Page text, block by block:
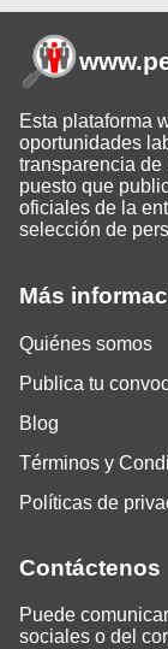
Más
Quiénes somos
Publica tu
Blog
Términos y
Políticas de
Contáctenos
Puede
sociales o del
Esta plataforma
oportunidades
transparencia
puesto que
oficiales de la
selección de